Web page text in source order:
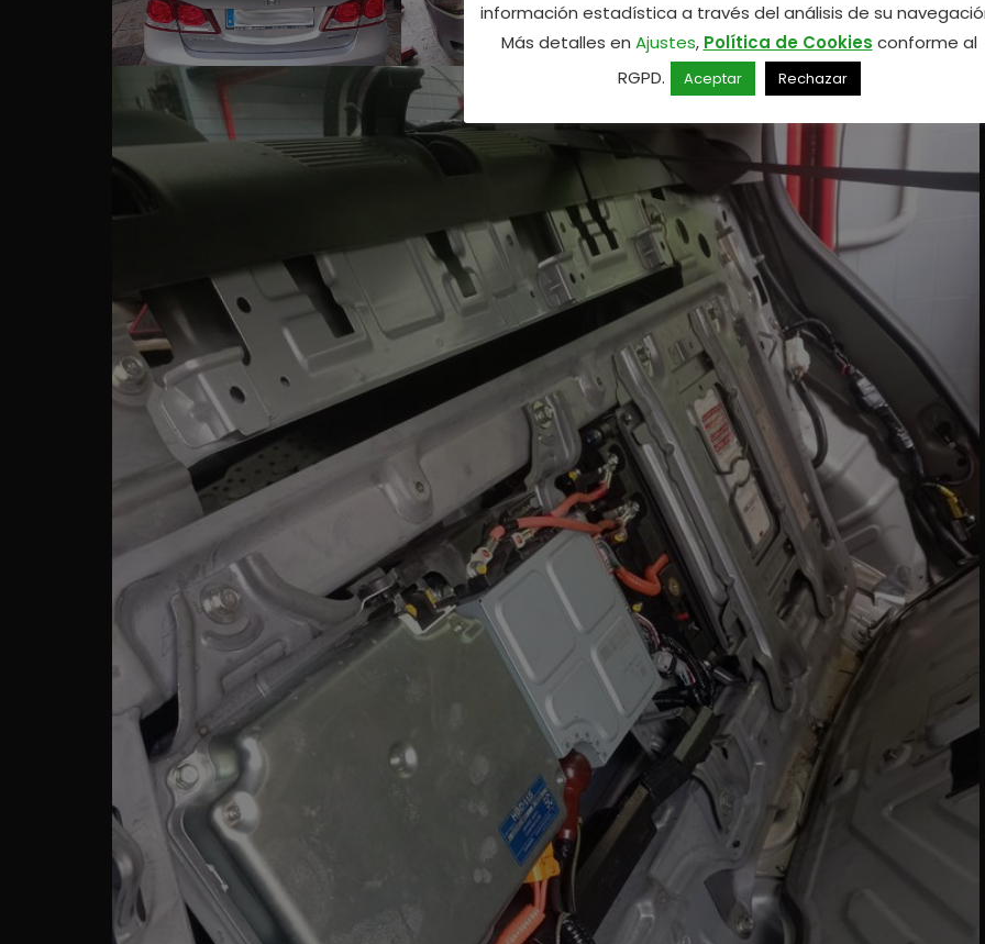
información estadística a través del análisis de su
Más detalles en Ajustes, Política de Cookies conforme al
RGPD.
Aceptar Rechazar